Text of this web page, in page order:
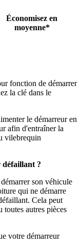
Économisez en
moyenne*
fonction de démarrer
la clé dans le
le démarreur en
afin d'entraîner la
vilebrequin
défaillant ?
son véhicule
qui ne démarre
Cela peut
toutes autres pièces
votre démarreur